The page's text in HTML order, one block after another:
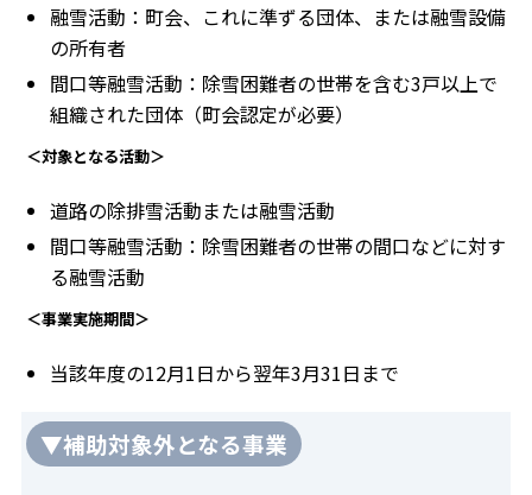
融雪活動：町会、これに準ずる団体、または融雪設備
の所有者
間口等融雪活動：除雪困難者の世帯を含む3戸以上で
組織された団体（町会認定が必要）
＜対象となる活動＞
道路の除排雪活動または融雪活動
間口等融雪活動：除雪困難者の世帯の間口などに対す
る融雪活動
＜事業実施期間＞
当該年度の12月1日から翌年3月31日まで
▼補助対象外となる事業